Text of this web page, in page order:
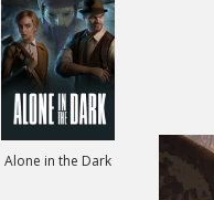
Alone in the Dark